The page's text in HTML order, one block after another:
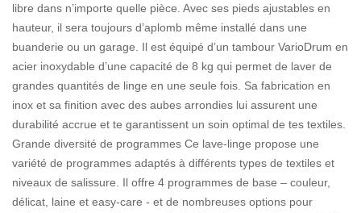
libre dans n’importe quelle pièce. Avec ses pieds ajustables en
hauteur, il sera toujours d’aplomb même installé dans une
buanderie ou un garage. Il est équipé d’un tambour VarioDrum en
acier inoxydable d’une capacité de 8 kg qui permet de laver de
grandes quantités de linge en une seule fois. Sa fabrication en
inox et sa finition avec des aubes arrondies lui assurent une
durabilité accrue et te garantissent un soin optimal de tes textiles.
Grande diversité de programmes Ce lave-linge propose une
variété de programmes adaptés à différents types de textiles et
niveaux de salissure. Il offre 4 programmes de base – couleur,
délicat, laine et easy-care - et de nombreuses options pour